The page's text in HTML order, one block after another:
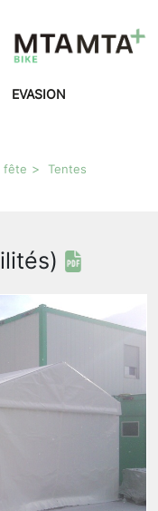
EVASION
fête
Tentes